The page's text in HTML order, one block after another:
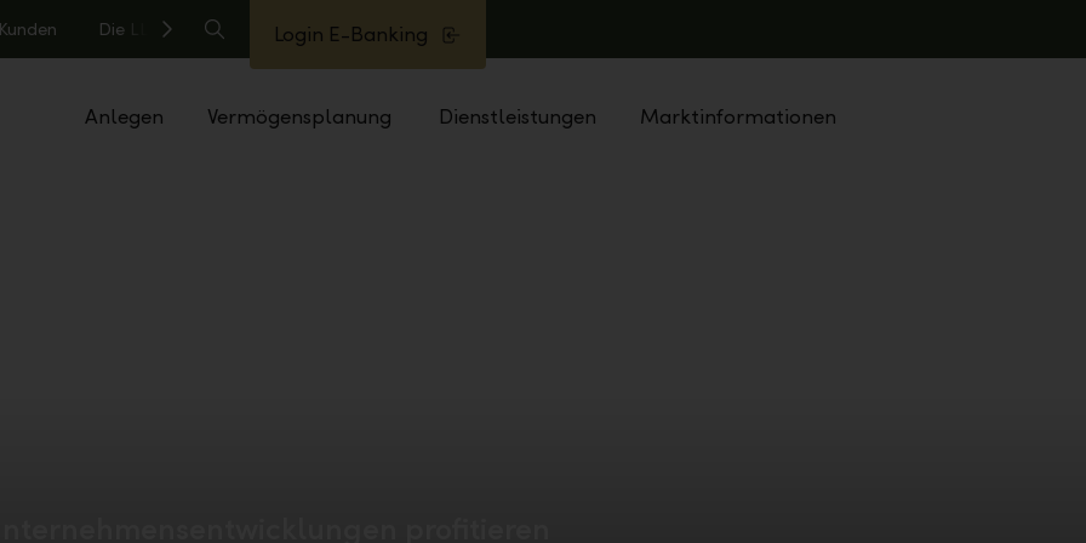
Die LLB Suche Login E-Banking
Anlegen Vermögensplanung Dienstleistungen Marktinformationen